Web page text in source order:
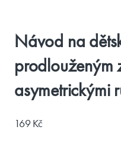
Návod na
prodlouženým
asymetrickými
169 Kč